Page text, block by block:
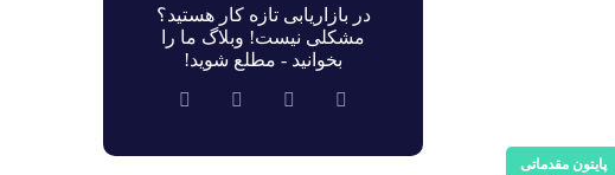
پایتون مقدماتی
در بازاریابی تازه کار هستید؟
مشکلی نیست! وبلاگ ما را
بخوانید - مطلع شوید!